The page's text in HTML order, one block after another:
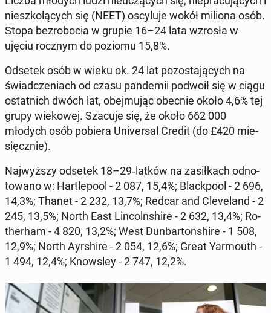
nie­szko­lą­cych się (NEET) oscy­lu­je wokół miliona osób.
Stopa bez­ro­bo­cia w grupie 16–24 lata wzrosła w
ujęciu rocznym do poziomu 15,8%.
Odsetek osób w wieku ok. 24 lat po­zo­sta­ją­cych na
świad­cze­niach od czasu pan­de­mii podwoił się w ciągu
ostat­nich dwóch lat, obej­mu­jąc obecnie około 4,6%tej
grupy wie­ko­wej. Szacuje się, że około 662 000
młodych osób pobiera Uni­ver­sal Credit (do £420 mie­
sięcz­nie).
Naj­wyż­szy odsetek 18–29‑latków na za­sił­kach od­no­
to­wa­no w: Har­tle­po­ol - 2 087, 15,4%; Black­po­ol - 2 696,
14,3%; Thanet - 2 232, 13,7%; Redcar and Cle­ve­land - 2
245, 13,5%; North East Lin­coln­shi­re - 2 632, 13,4%; Ro­
ther­ham - 4 820, 13,2%; West Dun­bar­ton­shi­re - 1 508,
12,9%; North Ayr­shi­re - 2 054, 12,6%; Great Yar­mo­uth -
1 494, 12,4%; Know­sley - 2 747, 12,2%.